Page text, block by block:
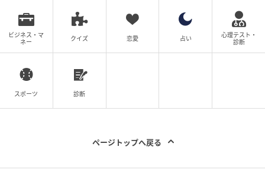
ビジネス・マ
ネー
クイズ 恋愛 占い
心理テスト・
診断
スポーツ 診断
ページトップへ戻る